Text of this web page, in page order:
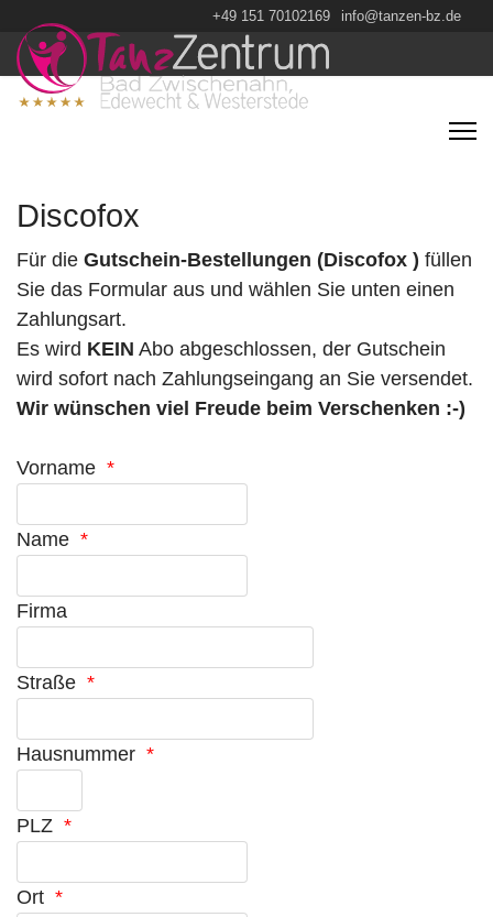
+49 151 70102169 info@tanzen-bz.de
Discofox
Für die Gutschein-Bestellungen (Discofox ) füllen
Sie das Formular aus und wählen Sie unten einen
Zahlungsart.
Es wird KEIN Abo abgeschlossen, der Gutschein
wird sofort nach Zahlungseingang an Sie versendet.
Wir wünschen viel Freude beim Verschenken :-)
Vorname *
Name *
Firma
Straße *
Hausnummer *
PLZ *
Ort *